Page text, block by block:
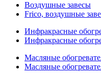
Воздушные завесы
Frico, воздушные
Инфракрасные
Инфракрасные
Масляные
Масляные